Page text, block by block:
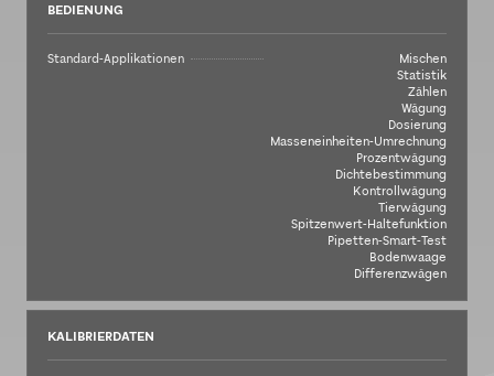
BEDIENUNG
Standard-Applikationen
Mischen
Statistik
Zählen
Wägung
Dosierung
Masseneinheiten-Umrechnung
Prozentwägung
Dichtebestimmung
Kontrollwägung
Tierwägung
Spitzenwert-Haltefunktion
Pipetten-Smart-Test
Bodenwaage
Differenzwägen
KALIBRIERDATEN